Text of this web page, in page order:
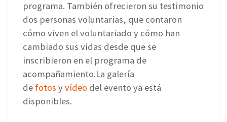
programa. También ofrecieron su testimonio
dos personas voluntarias, que contaron
cómo viven el voluntariado y cómo han
cambiado sus vidas desde que se
inscribieron en el programa de
acompañamiento.La galería
de fotos yvídeo del evento ya está
disponibles.